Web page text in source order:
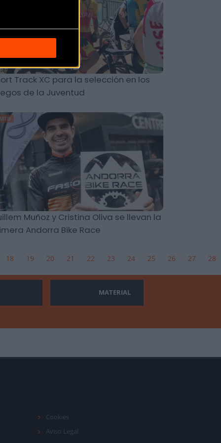
Track XC para la selección en los
de la Juventud
MTB
Muñoz y Cristina Oliva se llevan la
Andorra Bike Race
18 19 20 21 22 23 24 25 26 27 28
MATERIAL
Cookies
Aviso Legal